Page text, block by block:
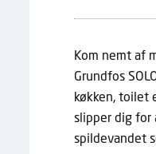
Kom nemt af
Grundfos
køkken, toilet
slipper dig for
spildevandet